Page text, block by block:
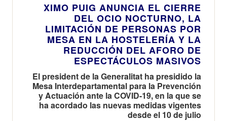
XIMO PUIG ANUNCIA EL CIERRE
DEL OCIO NOCTURNO, LA
LIMITACIÓN DE PERSONAS POR
MESA EN LA HOSTELERÍA Y LA
REDUCCIÓN DEL AFORO DE
ESPECTÁCULOS MASIVOS
El president de la Generalitat ha presidido la
Mesa Interdepartamental para la Prevención
y Actuación ante la COVID-19, en la que se
ha acordado las nuevas medidas vigentes
desde el 10 de julio